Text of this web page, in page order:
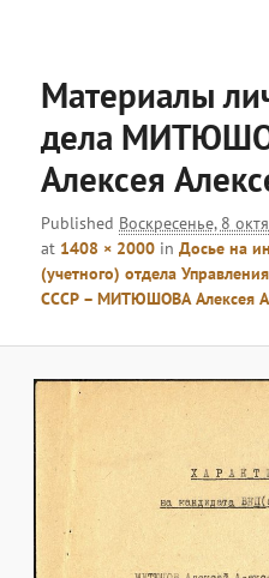
Материалы
дела
Алексея
Published Воскресенье, 8
at 1408 × 2000 inДосье на
(учетного) отдела
СССР – МИТЮШОВА Алексея